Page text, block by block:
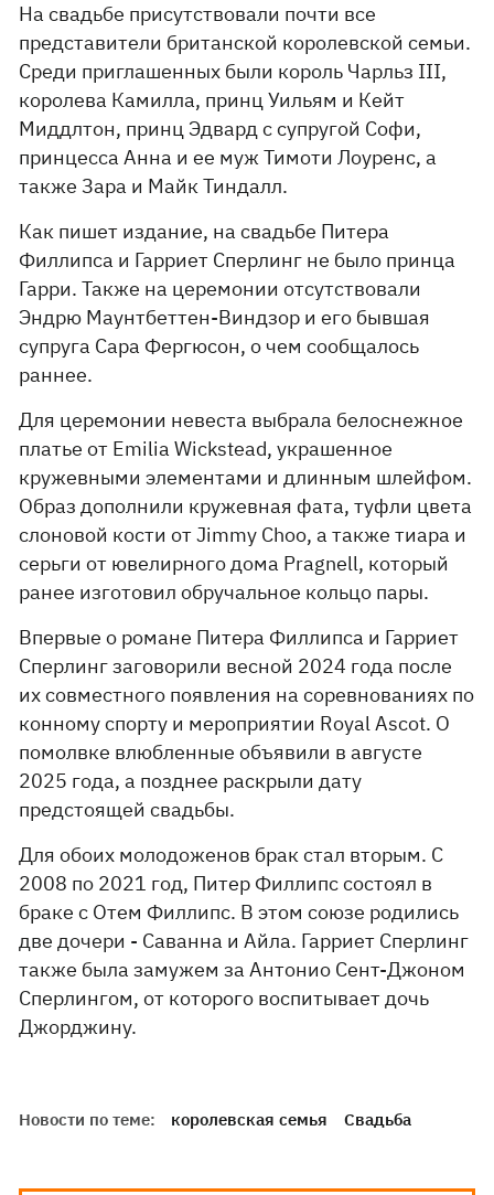
На свадьбе присутствовали почти все
представители британской королевской семьи.
Среди приглашенных были король Чарльз III,
королева Камилла, принц Уильям и Кейт
Миддлтон, принц Эдвард с супругой Софи,
принцесса Анна и ее муж Тимоти Лоуренс, а
также Зара и Майк Тиндалл.
Как пишет издание, на свадьбе Питера
Филлипса и Гарриет Сперлинг не было принца
Гарри. Также на церемонии отсутствовали
Эндрю Маунтбеттен-Виндзор и его бывшая
супруга Сара Фергюсон, о чем сообщалось
раннее.
Для церемонии невеста выбрала белоснежное
платье от Emilia Wickstead, украшенное
кружевными элементами и длинным шлейфом.
Образ дополнили кружевная фата, туфли цвета
слоновой кости от Jimmy Choo, а также тиара и
серьги от ювелирного дома Pragnell, который
ранее изготовил обручальное кольцо пары.
Впервые о романе Питера Филлипса и Гарриет
Сперлинг заговорили весной 2024 года после
их совместного появления на соревнованиях по
конному спорту и мероприятии Royal Ascot. О
помолвке влюбленные объявили в августе
2025 года, а позднее раскрыли дату
предстоящей свадьбы.
Для обоих молодоженов брак стал вторым. С
2008 по 2021 год, Питер Филлипс состоял в
браке с Отем Филлипс. В этом союзе родились
две дочери - Саванна и Айла. Гарриет Сперлинг
также была замужем за Антонио Сент-Джоном
Сперлингом, от которого воспитывает дочь
Джорджину.
Новости по теме: королевская семья Свадьба